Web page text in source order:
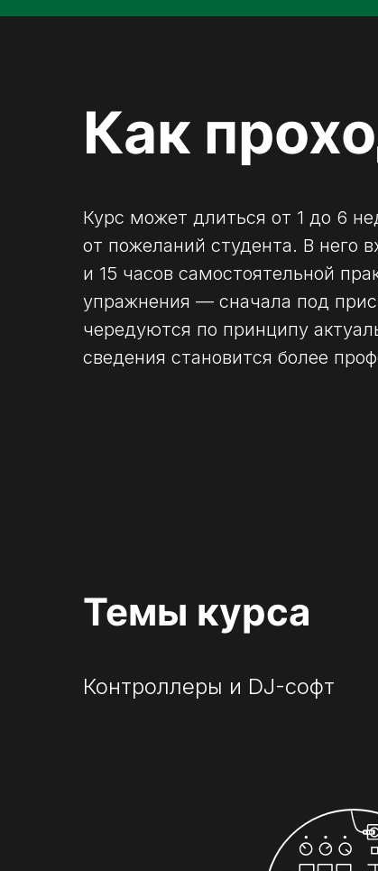
Как
Курс может длиться от 1 до 6
от пожеланий студента. В него
и 15 часов самостоятельной
упражнения — сначала под
чередуются по принципу
сведения становится более
Темы курса
Контроллеры и DJ-софт